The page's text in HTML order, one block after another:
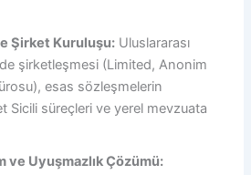
Şirket Kuruluşu: Uluslararası
şirketleşmesi (Limited, Anonim
esas sözleşmelerin
Sicili süreçleri ve yerel mevzuata
ve Uyuşmazlık Çözümü: